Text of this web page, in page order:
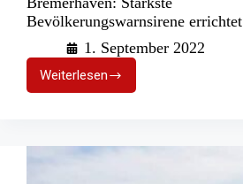
Bevölkerungswarnsirene errichtet
1. September 2022
WeiterlesenBremerhaven:
Stärkste